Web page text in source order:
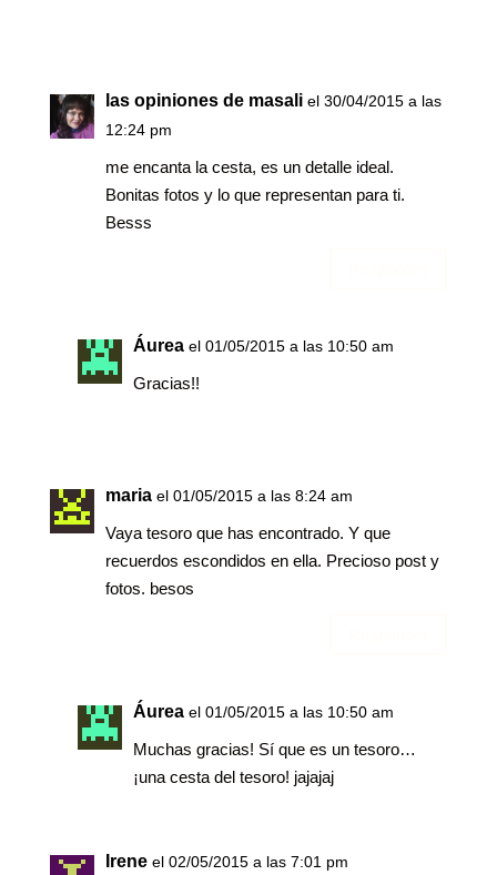
las opiniones de masali el 30/04/2015 a las
12:24 pm
me encanta la cesta, es un detalle ideal.
Bonitas fotos y lo que representan para ti.
Besss
Áurea el 01/05/2015 a las 10:50 am
Gracias!!
maria el 01/05/2015 a las 8:24 am
Vaya tesoro que has encontrado. Y que
recuerdos escondidos en ella. Precioso post y
fotos. besos
Áurea el 01/05/2015 a las 10:50 am
Muchas gracias! Sí que es un tesoro…
¡una cesta del tesoro! jajajaj
Irene el 02/05/2015 a las 7:01 pm